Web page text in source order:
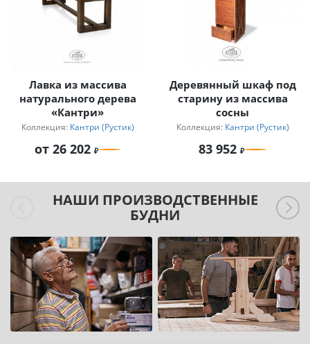
Лавка из массива
натурального дерева
«Кантри»
Коллекция: Кантри (Рустик)
от 26 202
Деревянный шкаф под
старину из массива
сосны
Коллекция: Кантри (Рустик)
83 952
НАШИ ПРОИЗВОДСТВЕННЫЕ
БУДНИ